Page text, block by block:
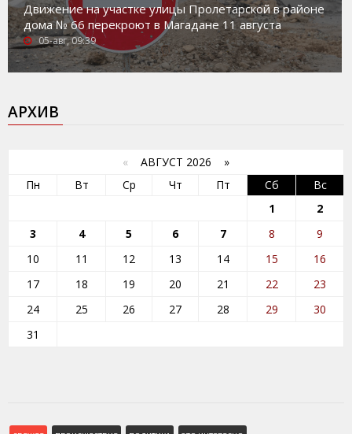
Движение на участке улицы Пролетарской в районе
дома № 66 перекроют в Магадане 11 августа
05-авг, 09:39
АРХИВ
« АВГУСТ 2026 »
Пн
Вт Ср Чт Пт Сб
Вс
1
2
3
4 5 6 7 8
9
10
11 12 13 14 15
16
17
18 19 20 21 22
23
24
25 26 27 28 29
30
31